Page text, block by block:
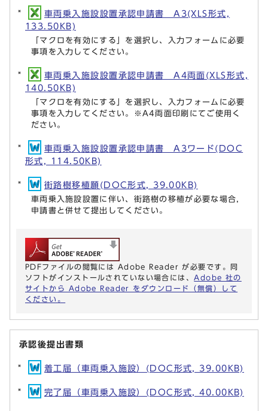
車両乗入施設設置承認申請書 A3(XLS形式,
133.50KB)
「マクロを有効にする」を選択し、入力フォームに必要
事項を入力してください。
車両乗入施設設置承認申請書 A4両面(XLS形式,
140.50KB)
「マクロを有効にする」を選択し、入力フォームに必要
事項を入力してください。※A4両面印刷にてご使用く
ださい。
車両乗入施設設置承認申請書 A3ワード(DOC
形式, 114.50KB)
街路樹移植願(DOC形式, 39.00KB)
車両乗入施設設置に伴い、街路樹の移植が必要な場合，
申請書と併せて提出してください。
PDFファイルの閲覧には Adobe Reader が必要です。同
ソフトがインストールされていない場合には、 Adobe 社の
サイトから Adobe Reader をダウンロード（無償）して
ください。
承認後提出書類
着工届（車両乗入施設）(DOC形式, 39.00KB)
完了届（車両乗入施設）(DOC形式, 40.00KB)